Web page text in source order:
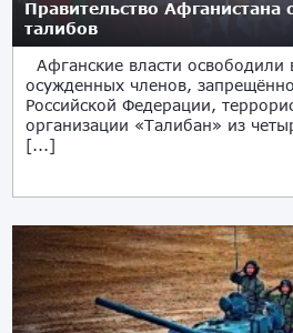
Правительство Афганистана
талибов
Афганские власти освободили
осужденных членов,
Российской Федерации,
организации «Талибан» из
[...]